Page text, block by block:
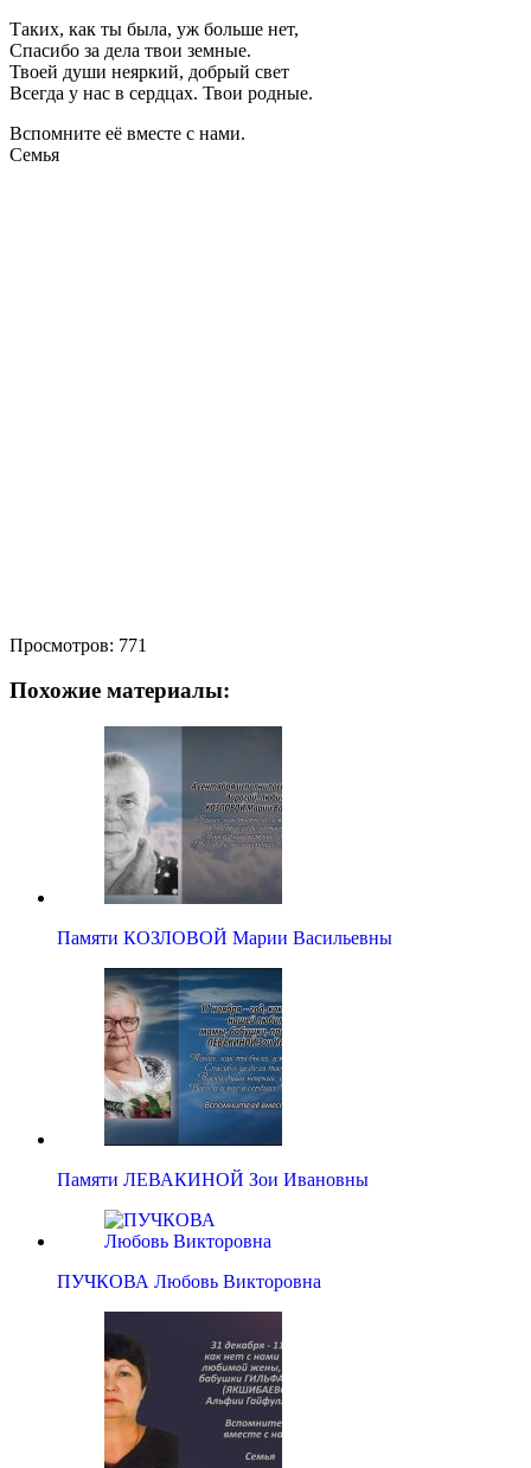
Таких, как ты была, уж больше нет,
Спасибо за дела твои земные.
Твоей души неяркий, добрый свет
Всегда у нас в сердцах. Твои родные.
Вспомните её вместе с нами.
Семья
Просмотров: 771
Похожие материалы:
Памяти КОЗЛОВОЙ Марии Васильевны
Памяти ЛЕВАКИНОЙ Зои Ивановны
ПУЧКОВА Любовь Викторовна